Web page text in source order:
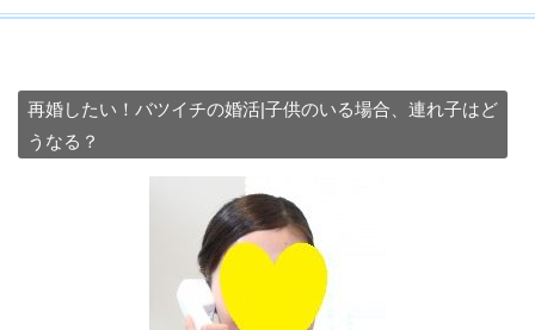
再婚したい！バツイチの婚活|子供のいる場合、連れ子はど
うなる？